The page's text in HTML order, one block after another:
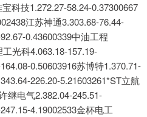
科技1.272.27-58.24-0.37300667
江苏神通3.303.68-76.44-
0.43600339中油工程
光科4.063.18-157.19-
0.50603916苏博特1.370.71-
226.20-5.21603261*ST立航
继电气2.382.04-245.51-
4.19002533金杯电工